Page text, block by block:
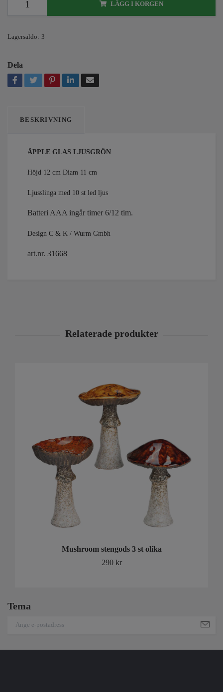
Tema
LÄGG I KORGEN
Lagersaldo: 3
Dela
BESKRIVNING
ÄPPLE GLAS LJUSGRÖN
Höjd 12 cm Diam 11 cm
Ljusslinga med 10 st led ljus
Batteri AAA ingår timer 6/12 tim.
Design C & K / Wurm Gmbh
art.nr. 31668
Mushroom stengods 3 st olika
290 kr